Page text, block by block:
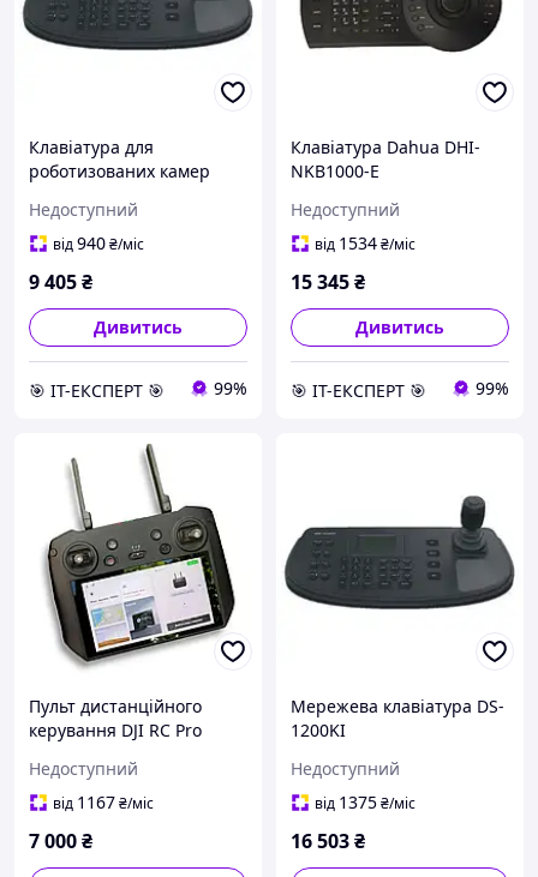
Клавіатура для
роботизованих камер
Недоступний
від940₴/міс
9 405₴
Дивитись
🎯 ІТ-ЕКСПЕРТ 🎯 99%
Клавіатура Dahua DHI-
NKB1000-E
Недоступний
від 1534₴/міс
15 345₴
Дивитись
🎯 ІТ-ЕКСПЕРТ 🎯 99%
Пульт дистанційного
керування DJI RC Pro
Enterprise / Matrice (Б/В)
Недоступний
від 1167₴/міс
7 000₴
Мережева клавіатура DS-
1200KI
Недоступний
від 1375₴/міс
16 503₴